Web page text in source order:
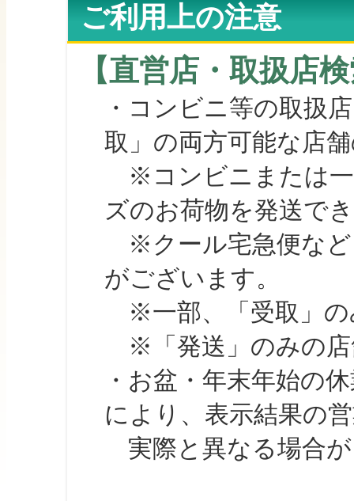
ご利用上の注意
【直営店・取扱店
・コンビニ等の取扱
取」の両方可能な店
※コンビニまたは一
ズのお荷物を発送で
※クール宅急便など
がございます。
※一部、「受取」の
※「発送」のみの店
・お盆・年末年始の
により、表示結果の
実際と異なる場合が